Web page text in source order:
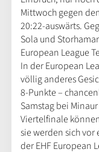
Mittwoch gegen
20:22-auswärts.
Sola und
European League
In der European
völlig anderes
8-Punkte –
Samstag bei
Viertelfinale
sie werden sich
der EHF European